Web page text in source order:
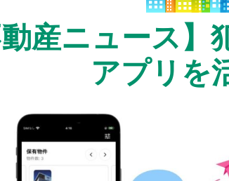
動産ニュース
アプリを